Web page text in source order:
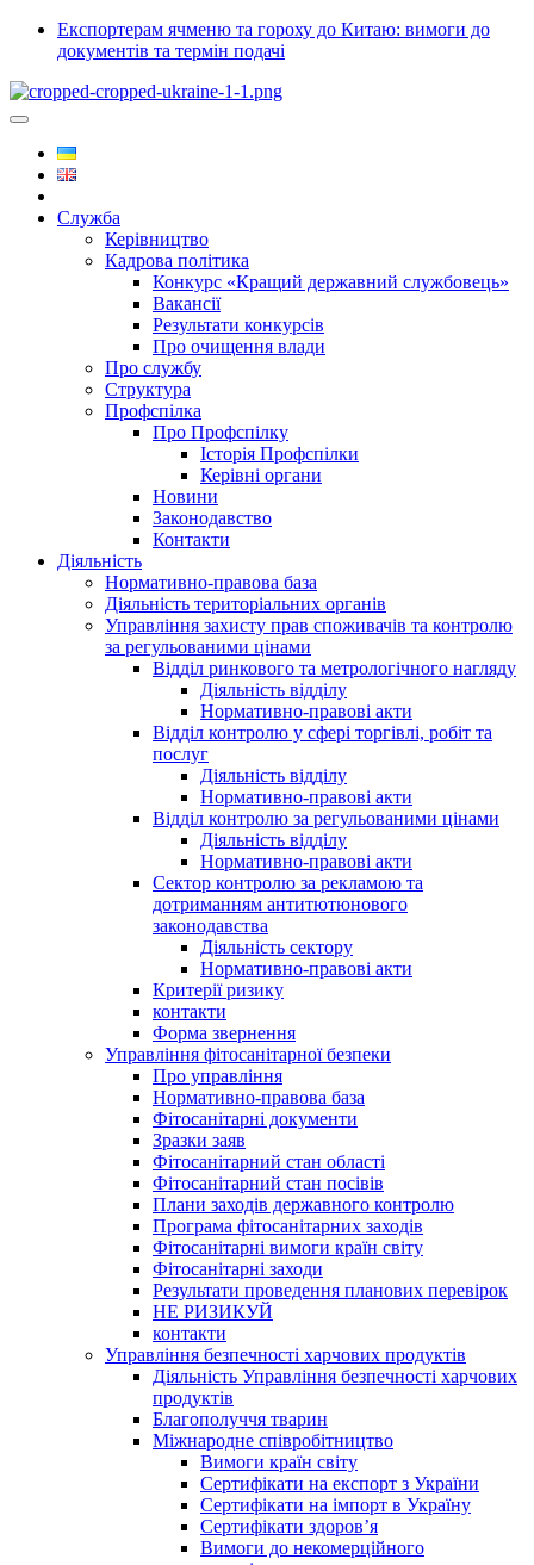
Експортерам ячменю та гороху до Китаю: вимоги до
документів та термін подачі
Служба
Керівництво
Кадрова політика
Конкурс «Кращий державний службовець»
Вакансії
Результати конкурсів
Про очищення влади
Про службу
Структура
Профспілка
Про Профспілку
Історія Профспілки
Керівні органи
Новини
Законодавство
Контакти
Діяльність
Нормативно-правова база
Діяльність територіальних органів
Управління захисту прав споживачів та контролю
за регульованими цінами
Відділ ринкового та метрологічного нагляду
Діяльність відділу
Нормативно-правові акти
Відділ контролю у сфері торгівлі, робіт та
послуг
Діяльність відділу
Нормативно-правові акти
Відділ контролю за регульованими цінами
Діяльність відділу
Нормативно-правові акти
Сектор контролю за рекламою та
дотриманням антитютюнового
законодавства
Діяльність сектору
Нормативно-правові акти
Критерії ризику
контакти
Форма звернення
Управління фітосанітарної безпеки
Про управління
Нормативно-правова база
Фітосанітарні документи
Зразки заяв
Фітосанітарний стан області
Фітосанітарний стан посівів
Плани заходів державного контролю
Програма фітосанітарних заходів
Фітосанітарні вимоги країн світу
Фітосанітарні заходи
Результати проведення планових перевірок
НЕ РИЗИКУЙ
контакти
Управління безпечності харчових продуктів
Діяльність Управління безпечності харчових
продуктів
Благополуччя тварин
Міжнародне співробітництво
Вимоги країн світу
Сертифікати на експорт з України
Сертифікати на імпорт в Україну
Сертифікати здоров’я
Вимоги до некомерційного